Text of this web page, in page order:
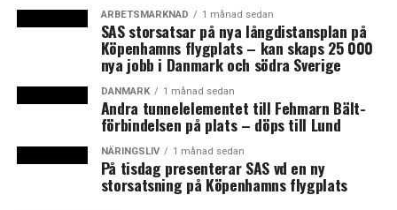
ARBETSMARKNAD 1 månad sedan
SAS storsatsar på nya långdistansplan på
Köpenhamns flygplats – kan skaps 25 000
nya jobb i Danmark och södra Sverige
DANMARK 1 månad sedan
Andra tunnelelementet till Fehmarn Bält-
förbindelsen på plats – döps till Lund
NÄRINGSLIV 1 månad sedan
På tisdag presenterar SAS vd en ny
storsatsning på Köpenhamns flygplats